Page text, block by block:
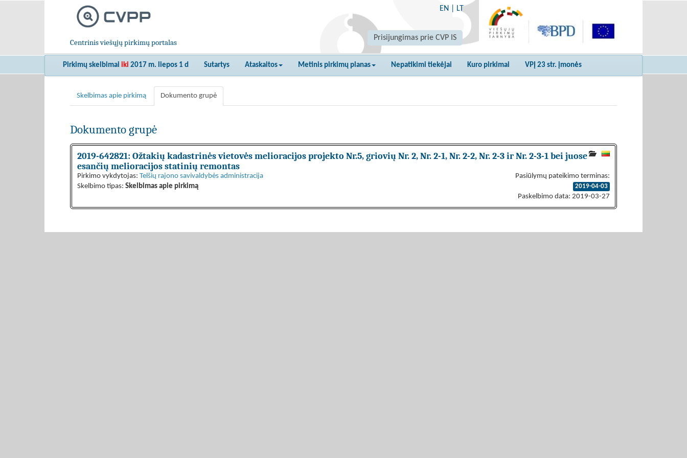
Centrinis viešųjų pirkimų portalas
EN LT
Prisijungimas prie CVP IS
Pirkimų skelbimai iki 2017 m. liepos 1 d Sutartys Ataskaitos Metinis pirkimų planas Nepatikimi tiekėjai Kuro pirkimai VPĮ 23 str. įmonės
Skelbimas apie pirkimą Dokumento grupė
Dokumento grupė
2019-642821: Ožtakių kadastrinės vietovės melioracijos projekto Nr.5, griovių Nr. 2, Nr. 2-1, Nr. 2-2, Nr. 2-3 ir Nr. 2-3-1 bei juose
esančių melioracijos statinių remontas
Pirkimo vykdytojas: Telšių rajono savivaldybės administracija
Skelbimo tipas: Skelbimas apie pirkimą
Pasiūlymų pateikimo terminas:
2019-04-03
Paskelbimo data: 2019-03-27